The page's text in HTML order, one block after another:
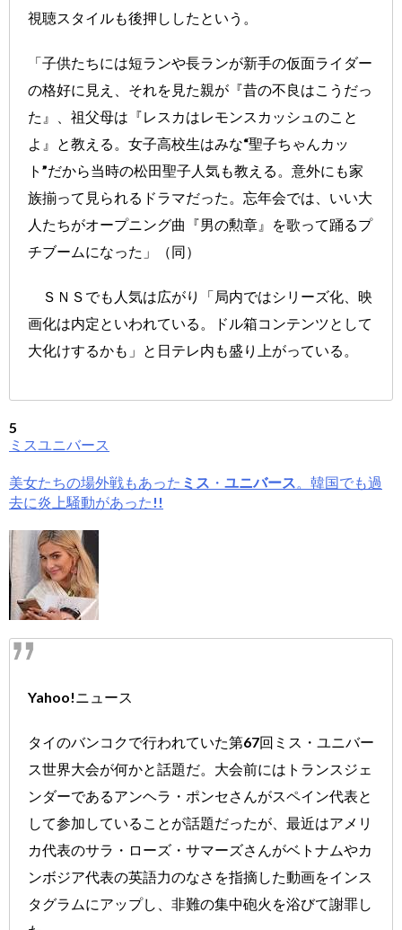
視聴スタイルも後押ししたという。
「子供たちには短ランや長ランが新手の仮面ライダー
の格好に見え、それを見た親が『昔の不良はこうだっ
た』、祖父母は『レスカはレモンスカッシュのこと
よ』と教える。女子高校生はみな“聖子ちゃんカッ
ト”だから当時の松田聖子人気も教える。意外にも家
族揃って見られるドラマだった。忘年会では、いい大
人たちがオープニング曲『男の勲章』を歌って踊るプ
チブームになった」（同）
ＳＮＳでも人気は広がり「局内ではシリーズ化、映
画化は内定といわれている。ドル箱コンテンツとして
大化けするかも」と日テレ内も盛り上がっている。
5
ミスユニバース
美女たちの場外戦もあった ミス ・ ユニバース
。韓国でも過
去に炎上騒動があった!!
Yahoo!ニュース
タイのバンコクで行われていた第67回ミス・ユニバー
ス世界大会が何かと話題だ。大会前にはトランスジェ
ンダーであるアンヘラ・ポンセさんがスペイン代表と
して参加していることが話題だったが、最近はアメリ
カ代表のサラ・ローズ・サマーズさんがベトナムやカ
ンボジア代表の英語力のなさを指摘した動画をインス
タグラムにアップし、非難の集中砲火を浴びて謝罪し